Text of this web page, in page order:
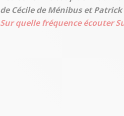
de Cécile de Ménibus et Patrick
Sur quelle fréquence écouter